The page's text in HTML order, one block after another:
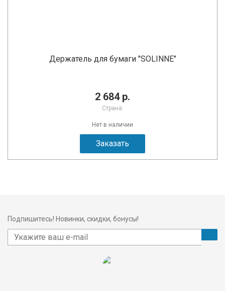
Держатель для бумаги "SOLINNE"
2 684 р.
Страна:
Нет в наличии
Заказать
Подпишитесь! Новинки, скидки, бонусы!